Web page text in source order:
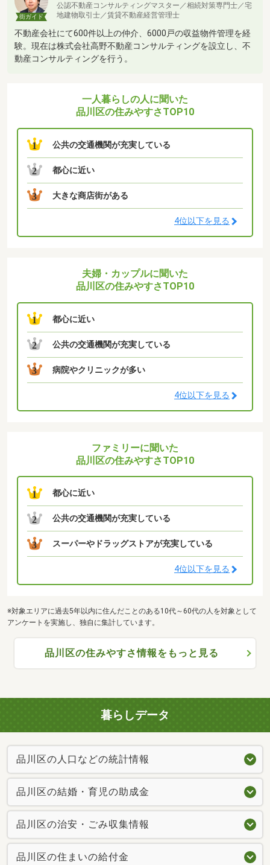
街ガイド
公認不動産コンサルティングマスター／相続対策専門士／宅
地建物取引士／賃貸不動産経営管理士
不動産会社にて600件以上の仲介、6000戸の収益物件管理を経
験。現在は株式会社高野不動産コンサルティングを設立し、不
動産コンサルティングを行う。
一人暮らしの人に聞いた
品川区の住みやすさTOP10
1 公共の交通機関が充実している
2 都心に近い
3 大きな商店街がある
4位以下を見る
夫婦・カップルに聞いた
品川区の住みやすさTOP10
1 都心に近い
2 公共の交通機関が充実している
3 病院やクリニックが多い
4位以下を見る
ファミリーに聞いた
品川区の住みやすさTOP10
1 都心に近い
2 公共の交通機関が充実している
3 スーパーやドラッグストアが充実している
4位以下を見る
※対象エリアに過去5年以内に住んだことのある10代～60代の人を対象として
アンケートを実施し、独自に集計しています。
品川区の住みやすさ情報をもっと見る
暮らしデータ
品川区の人口などの統計情報
品川区の結婚・育児の助成金
品川区の治安・ごみ収集情報
品川区の住まいの給付金